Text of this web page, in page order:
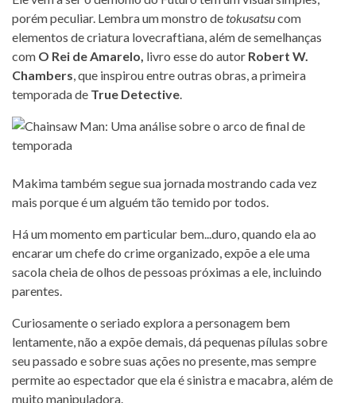
porém peculiar. Lembra um monstro detokusatsucom
elementos de criatura lovecraftiana, além de semelhanças
com O Rei de Amarelo, livro esse do autor Robert W.
Chambers, que inspirou entre outras obras, a primeira
temporada de True Detective.
Makima também segue sua jornada mostrando cada vez
mais porque é um alguém tão temido por todos.
Há um momento em particular bem...duro, quando ela ao
encarar um chefe do crime organizado, expõe a ele uma
sacola cheia de olhos de pessoas próximas a ele, incluindo
parentes.
Curiosamente o seriado explora a personagem bem
lentamente, não a expõe demais, dá pequenas pílulas sobre
seu passado e sobre suas ações no presente, mas sempre
permite ao espectador que ela é sinistra e macabra, além de
muito manipuladora.